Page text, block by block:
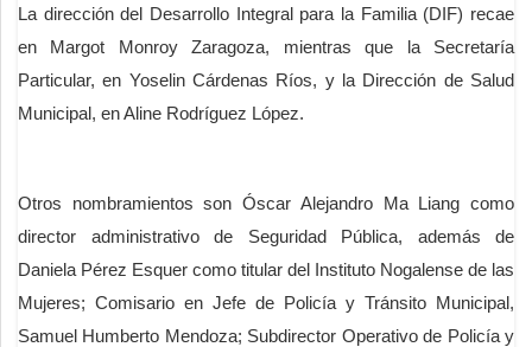
La dirección del Desarrollo Integral para la Familia (DIF) recae
en Margot Monroy Zaragoza, mientras que la Secretaría
Particular, en Yoselin Cárdenas Ríos, y la Dirección de Salud
Municipal, en Aline Rodríguez López.
Otros nombramientos son Óscar Alejandro Ma Liang como
director administrativo de Seguridad Pública, además de
Daniela Pérez Esquer como titular del Instituto Nogalense de las
Mujeres; Comisario en Jefe de Policía y Tránsito Municipal,
Samuel Humberto Mendoza; Subdirector Operativo de Policía y